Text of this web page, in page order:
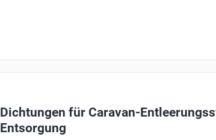
Dichtungen für Caravan-
Entsorgung